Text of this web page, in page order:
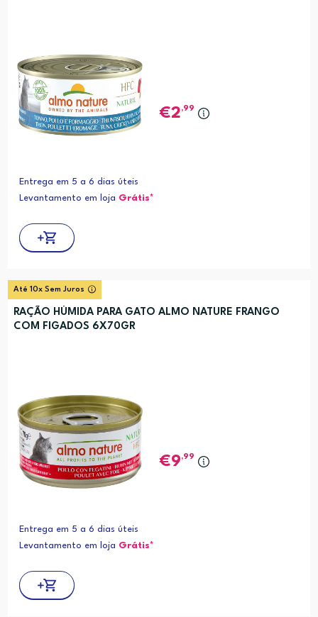
2,99
Entrega em 5 a 6 dias úteis
Levantamento em loja Grátis*
Até 10x Sem Juros
RAÇÃO HÚMIDA PARA GATO ALMO NATURE FRANGO
COM FIGADOS 6X70GR
9,99
Entrega em 5 a 6 dias úteis
Levantamento em loja Grátis*